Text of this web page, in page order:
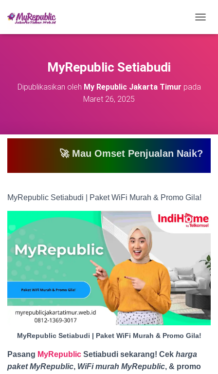
O
A
S
MyRepublic Setiabudi
Dipublikasikan oleh My Republic Jakarta Timur pada
Maret 26, 2025
🚀 Mau Omset Penjualan Naik? Atau
MyRepublic Setiabudi | Paket WiFi Murah & Promo Gila!
MyRepublic Setiabudi | Paket WiFi Murah & Promo Gila!
Pasang MyRepublic Setiabudi sekarang! Cek harga
paket MyRepublic, WiFi murah MyRepublic, & promo